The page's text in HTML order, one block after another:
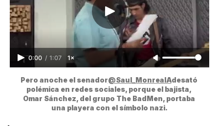
0:00 / 1:07 1×
Pero anoche el senador@Saul_MonrealAdesató
polémica en redes sociales, porque el bajista,
Omar Sánchez, del grupo The BadMen, portaba
una playera con el símbolo nazi.